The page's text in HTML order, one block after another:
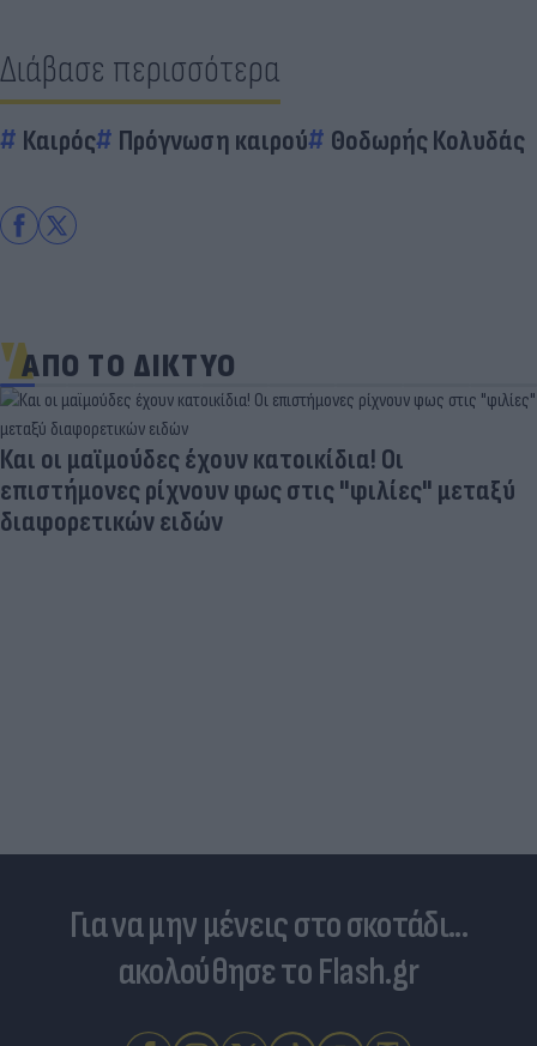
Διάβασε περισσότερα
Καιρός Πρόγνωση καιρού Θοδωρής Κολυδάς
ΑΠΟ ΤΟ ΔΙΚΤΥΟ
Και οι μαϊμούδες έχουν κατοικίδια! Οι
επιστήμονες ρίχνουν φως στις "φιλίες" μεταξύ
διαφορετικών ειδών
Για να μην μένεις στο σκοτάδι...
ακολούθησε το Flash.gr